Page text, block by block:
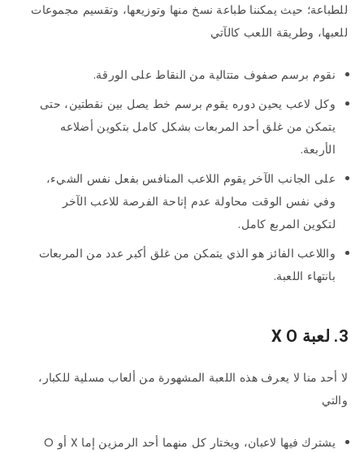
للطباعة؛ حيث يمكننا طباعة نسخ منها وتوزيعها، وتقسيم مجموعات
للعبها، وطريقة اللعب كالآتي
نقوم برسم صفوف متتالية من النقاط على الورقة.
وكل لاعب يحين دوره يقوم برسم خط يصل بين نقطتين، حتى
يتمكن من غلق أحد المربعات بشكل كامل بتكوين أضلاعه
الأربعة.
على الجانب الآخر يقوم اللاعب المنافس بفعل نفس الشيء،
وفي نفس الوقت محاولة عدم إتاحة الفرصة للاعب الآخر
لتكوين المربع كامل.
واللاعب الفائز هو الذي يتمكن من غلق أكبر عدد من المربعات
بانتهاء اللعبة.
3. لعبة X O
لا أحد منا لا يعرف هذه اللعبة المشهورة من ألعاب مسلية للكبار،
والتي
يشترك فيها لاعبان، ويختار كل منهما أحد الرمزين إما X أو O